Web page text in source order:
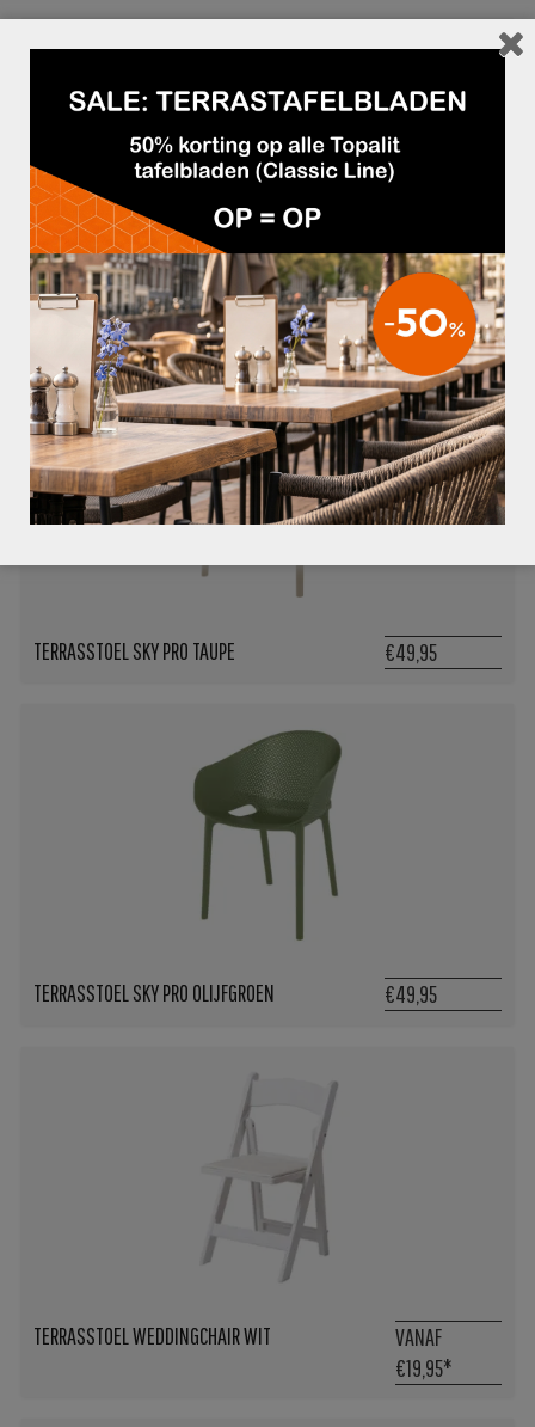
TERRASSTOEL SKY PRO MARSALA €49,95
TERRASSTOEL SKY PRO TAUPE €49,95
TERRASSTOEL SKY PRO OLIJFGROEN €49,95
TERRASSTOEL WEDDINGCHAIR WIT
VANAF
€19,95*